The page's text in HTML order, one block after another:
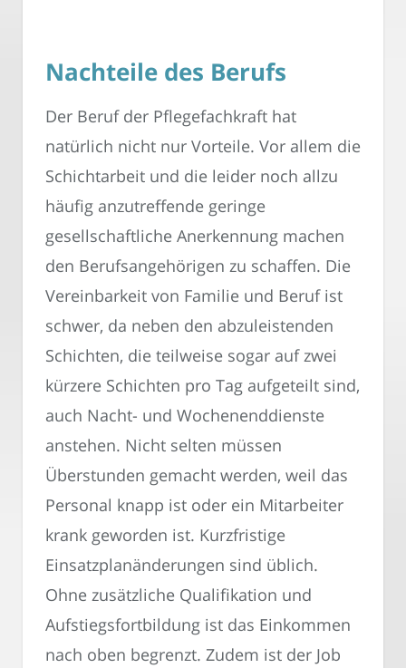
Nachteile des Berufs
Der Beruf der Pflegefachkraft hat
natürlich nicht nur Vorteile. Vor allem die
Schichtarbeit und die leider noch allzu
häufig anzutreffende geringe
gesellschaftliche Anerkennung machen
den Berufsangehörigen zu schaffen. Die
Vereinbarkeit von Familie und Beruf ist
schwer, da neben den abzuleistenden
Schichten, die teilweise sogar auf zwei
kürzere Schichten pro Tag aufgeteilt sind,
auch Nacht- und Wochenenddienste
anstehen. Nicht selten müssen
Überstunden gemacht werden, weil das
Personal knapp ist oder ein Mitarbeiter
krank geworden ist. Kurzfristige
Einsatzplanänderungen sind üblich.
Ohne zusätzliche Qualifikation und
Aufstiegsfortbildung ist das Einkommen
nach oben begrenzt. Zudem ist der Job